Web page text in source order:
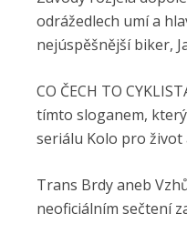
odrážedlech umí a
nejúspěšnější biker,
CO ČECH TO
tímto sloganem,
seriálu Kolo pro život
Trans Brdy aneb
neoficiálním sečtení